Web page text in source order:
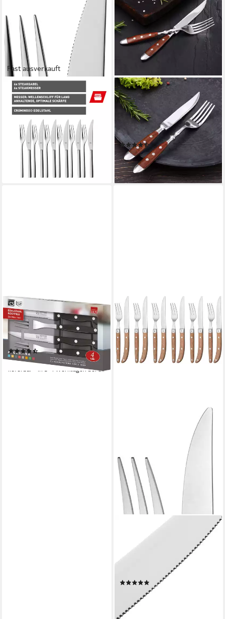
Fast ausverkauft
SILIT
Steakbesteck Trend (12-tlg), 6
Personen, Edelstahl 18/10,
12-teilig, Crominox: Edelstahl
18/10, Wellenschliff
32,09 €
UVP 44,99 €
-29%
lieferbar - in 1-2 Werktagen bei dir
GRÄWE
Steakbesteck GRÄWE
Steakbesteck 12-tlg., Serie
Nürnberg, BRAUN, Edelstahl
18/0
(40)
34,81 €
(2,90 €/ 1 Stk)
lieferbar - in 2-3 Werktagen bei dir
CARL SCHMIDT SOHN
Steakbesteck Star Argentina
(4-tlg), 2 Personen, Edelstahl
18/10, Kunststoffgriff
(10)
8,99 €
lieferbar - in 3-4 Werktagen bei dir
Steakbesteck Ranch (12-tlg),
6 Personen, Edelstahl 18/10,
Massivholz, mattiert,
Eichenholz geölt
(1)
148,67 € UVP
-32%
lieferbar - in 1-2 Werktagen bei dir